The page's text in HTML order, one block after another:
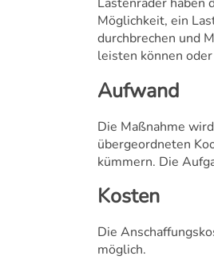
Möglichkeit, ein
durchbrechen und
leisten können
Aufwand
Die Maßnahme
übergeordneten
kümmern. Die
Kosten
Die
möglich.